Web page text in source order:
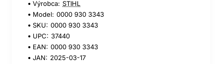
Výrobca: STIHL
Model: 0000 930 3343
SKU: 0000 930 3343
UPC: 37440
EAN: 0000 930 3343
JAN: 2025-03-17